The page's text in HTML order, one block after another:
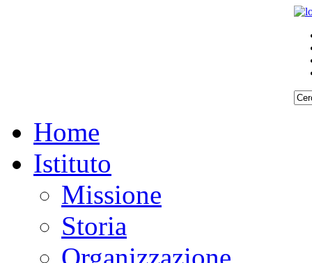
Home
Istituto
Missione
Storia